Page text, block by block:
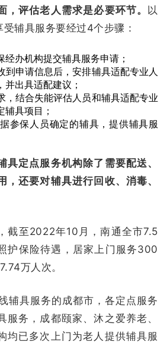
，评估老人需求是必要环节。 以
辅具服务要经过4个步骤：
办机构提交辅具服务申请；
到申请信息后，安排辅具适配专业人
并出具适配建议；
，结合失能评估人员和辅具适配专业
辅具项目；
参保人员确定的辅具，提供辅具服
具定点服务机构除了需要配送、
，还要对辅具进行回收、消毒、
截至2022年10月，南通全市7.5
护保险待遇，居家上门服务300
万人次。
辅具服务的成都市，各定点服务
服务，成都颐家、沐之爱养老、
均已多次上门为老人提供辅具服